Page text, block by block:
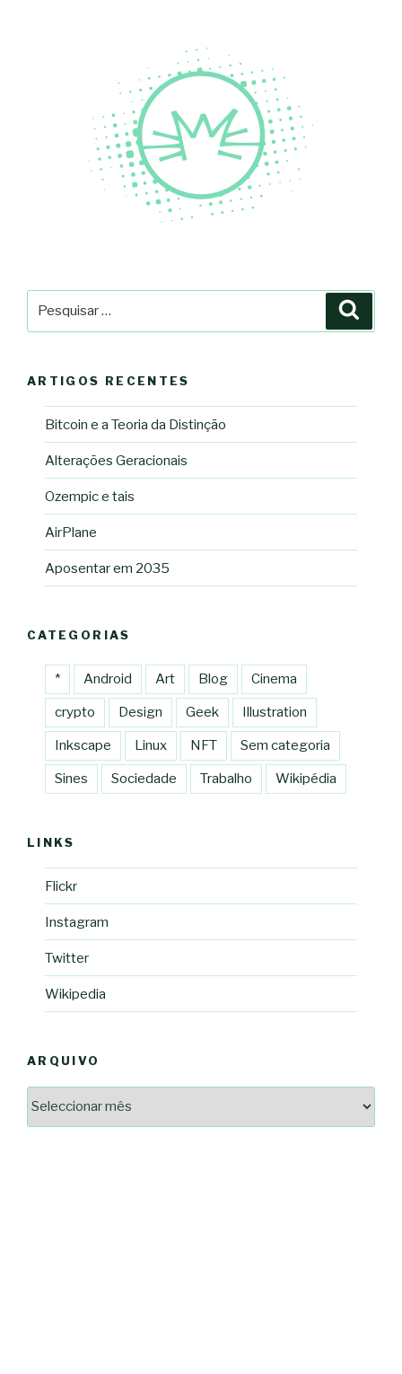
ARTIGOS RECENTES
Bitcoin e a Teoria da Distinção
Alterações Geracionais
Ozempic e tais
AirPlane
Aposentar em 2035
CATEGORIAS
* Android Art Blog Cinema
crypto Design Geek Illustration
Inkscape Linux NFT Sem categoria
Sines Sociedade Trabalho Wikipédia
LINKS
Flickr
Instagram
Twitter
Wikipedia
ARQUIVO